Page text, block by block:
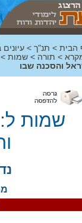
הבית > תנ"ך >
> תורה > שמות >
והסכנה שבו
שמות